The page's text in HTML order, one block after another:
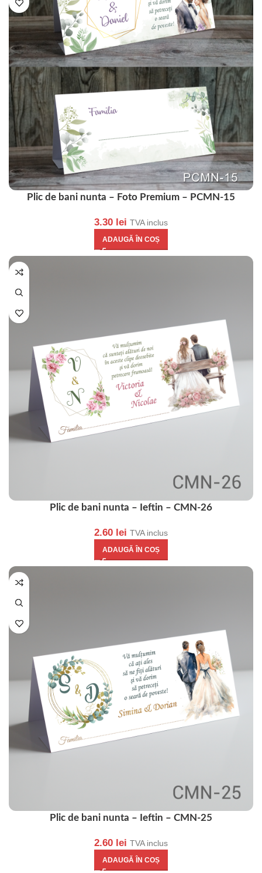
Plic de bani nunta – Foto Premium – PCMN-15
3.30 lei TVA inclus
ADAUGĂ ÎN COȘ
Plic de bani nunta – Ieftin – CMN-26
2.60 lei TVA inclus
ADAUGĂ ÎN COȘ
Plic de bani nunta – Ieftin – CMN-25
2.60 lei TVA inclus
ADAUGĂ ÎN COȘ